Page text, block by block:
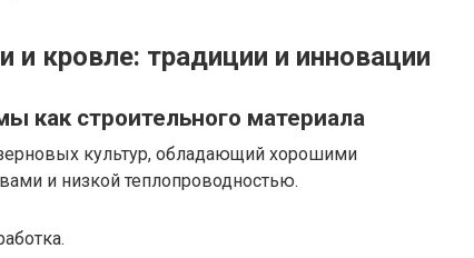
и кровле: традиции и инновации
как строительного материала
культур, обладающий хорошими
и низкой теплопроводностью.